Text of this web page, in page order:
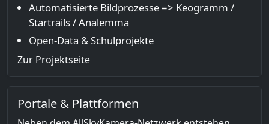
Automatisierte Bildprozesse => Keogramm /
Startrails / Analemma
Open-Data & Schulprojekte
Zur Projektseite
Portale & Plattformen